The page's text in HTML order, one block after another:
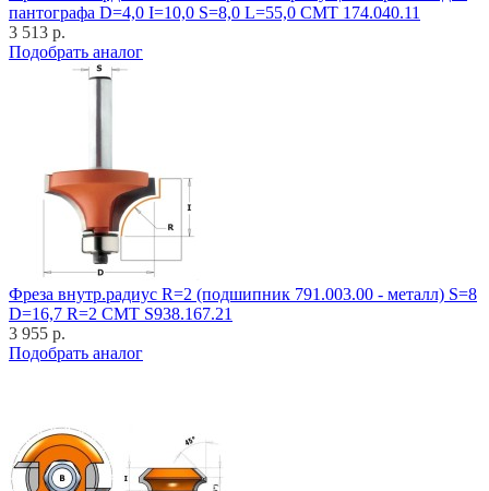
пантографа D=4,0 I=10,0 S=8,0 L=55,0 CMT 174.040.11
3 513 р.
Подобрать аналог
Фреза внутр.радиус R=2 (подшипник 791.003.00 - металл) S=8
D=16,7 R=2 CMT S938.167.21
3 955 р.
Подобрать аналог